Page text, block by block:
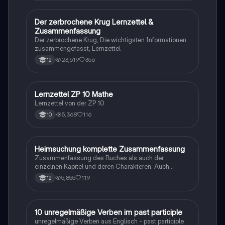
Deutsch
Der zerbrochene Krug Lernzettel &
Zusammenfassung
Der zerbrochene Krug, Die wichtigsten Informationen
zusammengefasst, Lernzettel
12 23,519 356
Mathe
Lernzettel ZP 10 Mathe
Lernzettel von der ZP 10
10 5,368 116
Deutsch
Heimsuchung komplette Zusammenfassung
Zusammenfassung des Buches als auch der
einzelnen Kapitel und deren Charakteren. Auch
tabellarisch. Im Unterricht ohne KI erstellt
12 5,855 119
1 Englisch
10 unregelmäßige Verben im past participle
unregelmäßige Verben aus Englisch - past participle